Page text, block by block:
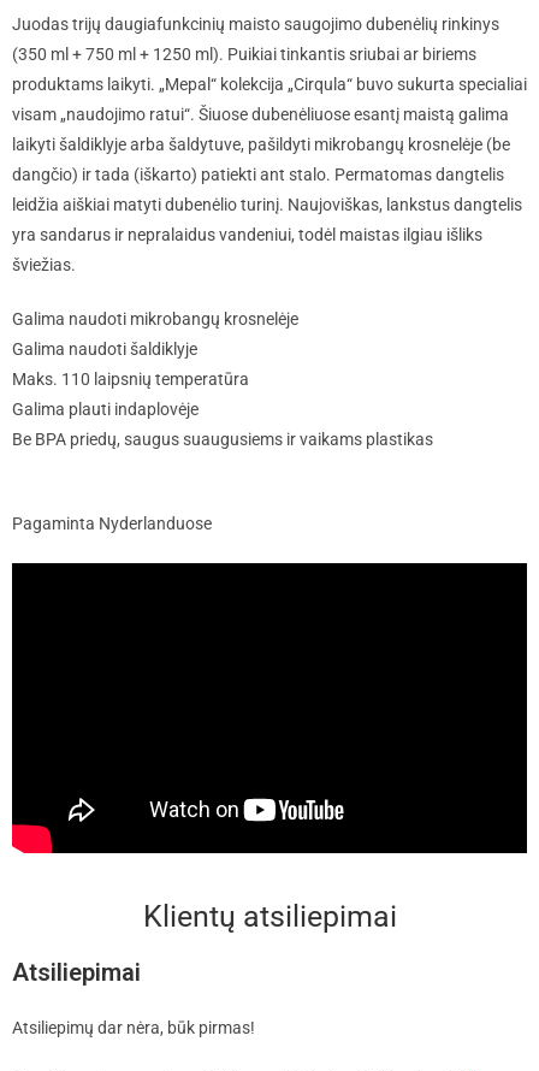
Juodas trijų daugiafunkcinių maisto saugojimo dubenėlių rinkinys
(350 ml + 750 ml + 1250 ml). Puikiai tinkantis sriubai ar biriems
produktams laikyti. „Mepal“ kolekcija „Cirqula“ buvo sukurta specialiai
visam „naudojimo ratui“. Šiuose dubenėliuose esantį maistą galima
laikyti šaldiklyje arba šaldytuve, pašildyti mikrobangų krosnelėje (be
dangčio) ir tada (iškarto) patiekti ant stalo. Permatomas dangtelis
leidžia aiškiai matyti dubenėlio turinį. Naujoviškas, lankstus dangtelis
yra sandarus ir nepralaidus vandeniui, todėl maistas ilgiau išliks
šviežias.
Galima naudoti mikrobangų krosnelėje
Galima naudoti šaldiklyje
Maks. 110 laipsnių temperatūra
Galima plauti indaplovėje
Be BPA priedų, saugus suaugusiems ir vaikams plastikas
Pagaminta Nyderlanduose
Klientų atsiliepimai
Atsiliepimai
Atsiliepimų dar nėra, būk pirmas!